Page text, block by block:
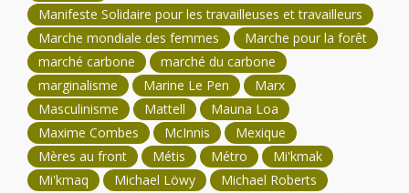
Manifeste Solidaire pour les travailleuses et travailleurs
Marche mondiale des femmes
Marche pour la forêt
marché carbone
marché du carbone
marginalisme
Marine Le Pen
Marx
Masculinisme
Mattell
Mauna Loa
Maxime Combes
McInnis
Mexique
Mères au front
Métis Métro
Mi'kmak
Mi'kmaq
Michael Löwy
Michael Roberts